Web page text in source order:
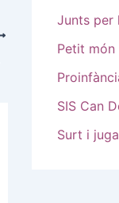
Junts per
Petit món
SIS Can
Surt i